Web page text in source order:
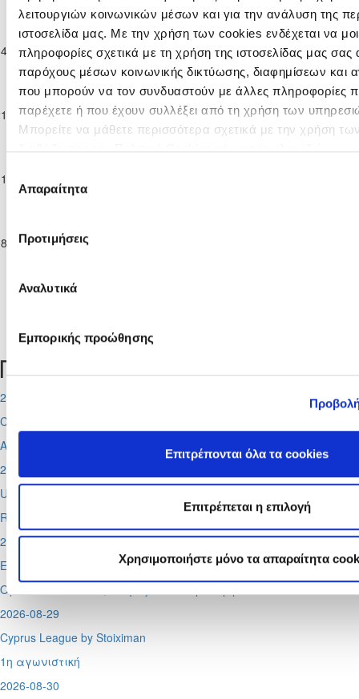
λειτουργιών κοινωνικών μέσων και για την ανάλυση της
ιστοσελίδα μας. Με την χρήση των cookies ενδέχεται να
πληροφορίες σχετικά με τη χρήση της ιστοσελίδας μας
παρόχους μέσων κοινωνικής δικτύωσης, διαφημίσεων και
που μπορούν να τον συνδυαστούν με άλλες πληροφορίες
παρέχετε ή που έχουν συλλέξει από τη χρήση των
Μπορείτε να μάθετε περισσότερα σχετικά με την χρήση
συγκατάθεσης
Απαραίτητα
Προτιμήσεις
Αναλυτικά
Εμπορικής προώθησης
Επιτρέπονται όλα τα cookies
Επιτρέπεται η επιλογή
Χρησιμοποιήστε μόνο τα απαραίτητα
2025/26
12-2025
Παγκύπριο
Πρωτάθλημα
Παίδων Κ-17
2025/26
ΧΑΛΚΑΝΟΡΑΣ
ΙΔΑΛΙΟΥ1 4ΣΠΑΡΤΑΚΟΣ ΚΙΤΙΟΥ
12-2025
Παγκύπριο
Πρωτάθλημα
Παίδων Κ-17
2025/26
ΧΑΛΚΑΝΟΡΑΣ
ΙΔΑΛΙΟΥ 3 0 ΓΕΡΟΣΚΗΠΟΥ F.C. 5'
01-2026
Παίδων Κ-17
01-2026
Πρωτάθλημα
Παίδων Κ-17
Προσεχή γεγονότα
2026-08-11
Conference League
Απόλλων - Μπραν
2026-08-12
UEFA Super CUP
Red Bull Arena (
2026-08-13
Europa League
Ομόνοια - Λίνκολν, Πάφος -
2026-08-29
Cyprus League by Stoiximan
1η αγωνιστική
2026-08-30